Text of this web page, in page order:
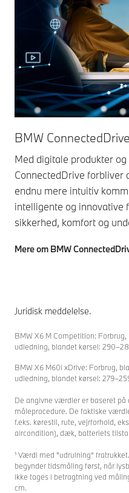
BMW
Med digitale produkter
ConnectedDrive forbliver
endnu mere intuitiv
intelligente og innovative
sikkerhed, komfort og
Mere om BMW
Juridisk meddelelse.
BMW X6 M Competition:
udledning, blandet kørsel:
BMW X6 M60i xDrive: Forbrug,
udledning, blandet kørsel:
De angivne værdier er baseret på
måleprocedure. De faktiske
f.eks. kørestil, rute, vejrforhold,
aircondition), dæk, batteriets
¹ Værdi med "udrulning“
begynder tidsmåling først, når
ikke tages i betragtning ved
cm.